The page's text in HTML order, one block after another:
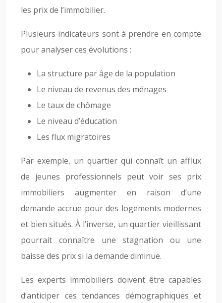
les prix de l’immobilier.
Plusieurs indicateurs sont à prendre en compte
pour analyser ces évolutions :
La structure par âge de la population
Le niveau de revenus des ménages
Le taux de chômage
Le niveau d’éducation
Les flux migratoires
Par exemple, un quartier qui connaît un afflux
de jeunes professionnels peut voir ses prix
immobiliers augmenter en raison d’une
demande accrue pour des logements modernes
et bien situés. À l’inverse, un quartier vieillissant
pourrait connaître une stagnation ou une
baisse des prix si la demande diminue.
Les experts immobiliers doivent être capables
d’anticiper ces tendances démographiques et